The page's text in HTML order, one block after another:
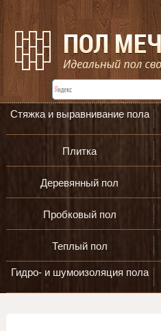
Стяжка и выравнивание пола
Плитка
Деревянный пол
Пробковый пол
Теплый пол
Гидро- и шумоизоляция пола